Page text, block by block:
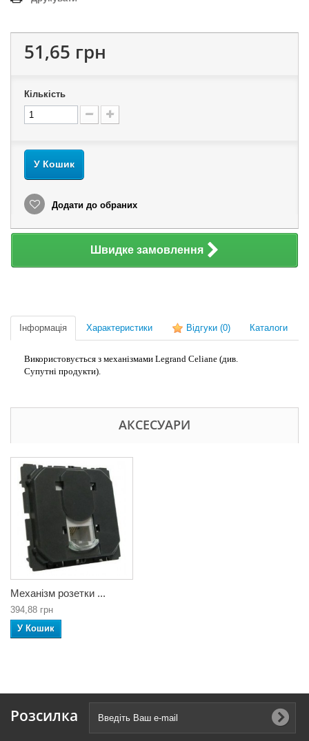
51,65 грн
Кількість
У Кошик
Додати до обраних
Швидке замовлення
Інформація Характеристики Відгуки (0) Каталоги
Використовується з механізмами Legrand Celiane (див.
Супутні продукти).
АКСЕСУАРИ
Механізм розетки ...
394,88 грн
У Кошик
Розсилка